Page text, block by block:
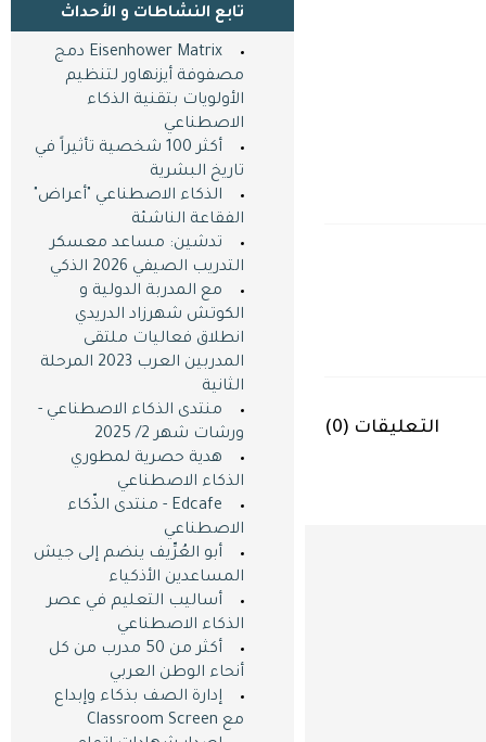
التعليقات (0
)
تابع النشاطات و اﻷحداث
Eisenhower Matrix دمج
مصفوفة أيزنهاور لتنظيم
الأولويات بتقنية الذكاء
الاصطناعي
أكثر 100 شخصية تأثيراً في
تاريخ البشرية
الذكاء الاصطناعي "أعراض"
الفقاعة الناشئة
تدشين: مساعد معسكر
التدريب الصيفي 2026 الذكي
مع المدربة الدولية و
الكوتش شهرزاد الدريدي
انطلاق فعاليات ملتقى
المدربين العرب 2023 المرحلة
الثانية
منتدى الذكاء الاصطناعي -
ورشات شهر 2/ 2025
هدية حصرية لمطوري
الذكاء الاصطناعي
Edcafe - منتدى الذّكاء
الاصطناعي
أبو العُرِّيف ينضم إلى جيش
المساعدين اﻷذكياء
أساليب التعليم في عصر
الذكاء الاصطناعي
أكثر من 50 مدرب من كل
أنحاء الوطن العربي
إدارة الصف بذكاء وإبداع
مع Classroom Screen